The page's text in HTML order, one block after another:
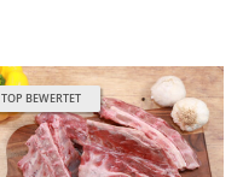
TOP BEWERTET